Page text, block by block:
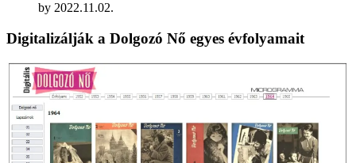
by 2022.11.02.
Digitalizálják a Dolgozó Nő egyes évfolyamait